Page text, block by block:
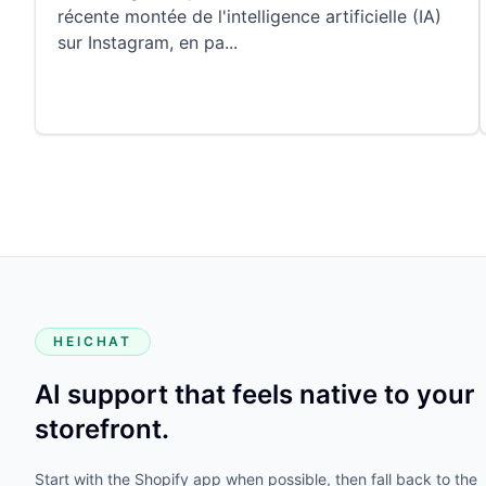
récente montée de l'intelligence artificielle (IA)
sur Instagram, en pa...
HEICHAT
AI support that feels native to your
storefront.
Start with the Shopify app when possible, then fall back to the